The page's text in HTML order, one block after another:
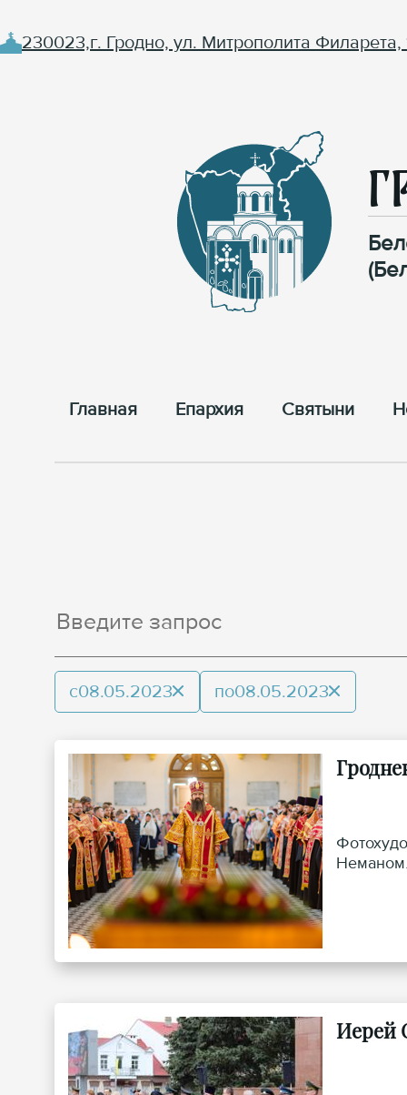
230023,г. Гродно, ул. Митрополита Филарета,
Главная Епархия Cвятыни
с08.05.2023 по08.05.2023
Иерей